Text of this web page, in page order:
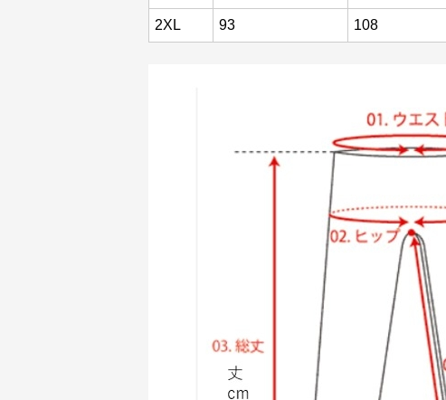
2XL 93 108